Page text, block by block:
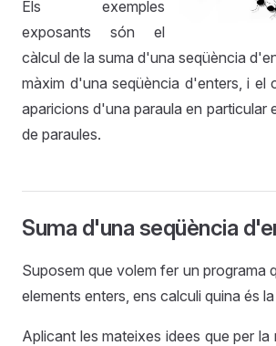
Els exemples
exposants són el
càlcul de la suma d'una seqüència
màxim d'una seqüència d'enters, i el
aparicions d'una paraula en particular
de paraules.
Suma d'una seqüència
Suposem que volem fer un programa
elements enters, ens calculi quina és
Aplicant les mateixes idees que per la